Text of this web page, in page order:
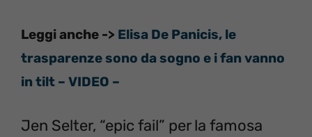
Leggi anche -> Elisa De Panicis, le
trasparenze sono da sogno e i fan vanno
in tilt – VIDEO –
Jen Selter, “epic fail” per la famosa